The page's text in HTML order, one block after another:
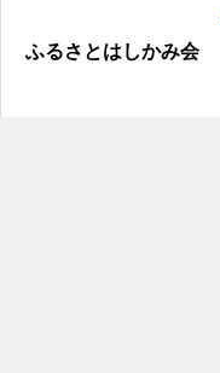
ふるさとはしかみ会